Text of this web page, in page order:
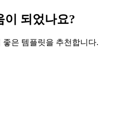
이 되었나요?
은 템플릿을 추천합니다.